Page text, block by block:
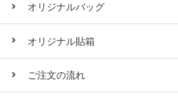
オリジナルバッグ
オリジナル貼箱
ご注文の流れ